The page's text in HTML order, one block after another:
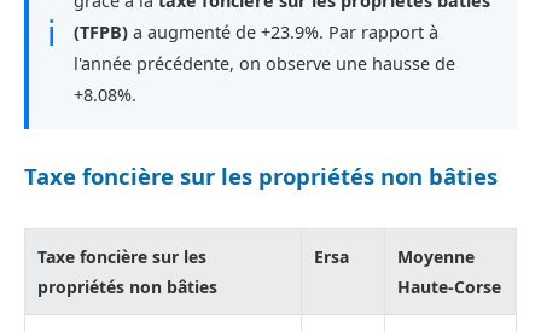
ℹ
(TFPB) a augmenté de +23.9%. Par rapport à
l'année précédente, on observe une hausse de
+8.08%.
Taxe foncière sur les propriétés non bâties
Taxe foncière sur les
propriétés non bâties
Ersa
Moyenne
Haute-Corse